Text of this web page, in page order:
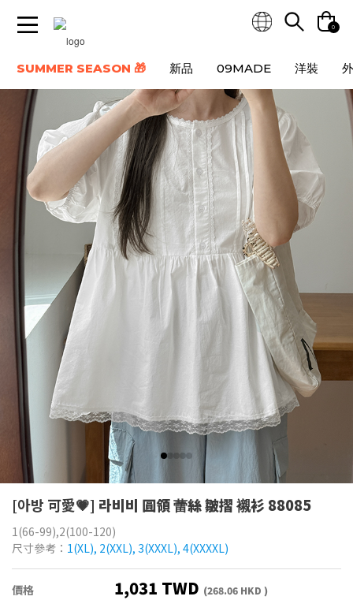
0
SUMMER SEASON 🎁 新品 09MADE 洋裝
[아방 可愛💗] 라비비 圓領 蕾絲 皺摺 襯衫 88085
1(66-99),2(100-120)
尺寸參考： 1(XL), 2(XXL), 3(XXXL), 4(XXXXL)
價格 1,031 TWD (268.06 HKD )